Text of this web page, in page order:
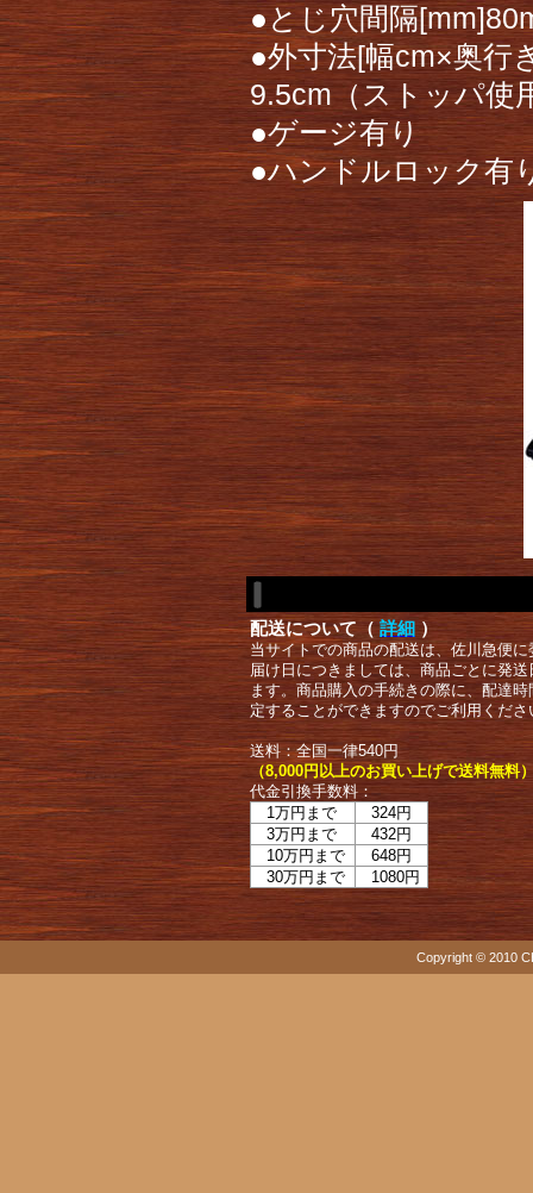
●とじ穴間隔
●外寸法[幅cm×奥行
9.5cm（ストッパ使
●ゲージ有り
●ハンドルロック有
配送について（ 詳細 ）
当サイトでの商品の配送は、佐川急便
届け日につきましては、商品ごとに発
ます。商品購入の手続きの際に、配達
定することができますのでご利用くださ
送料：全国一律540円
（8,000円以上のお買い上げで送料無料
代金引換手数料：
1万円まで
324円
3万円まで
432円
10万円まで
648円
30万円まで
1080円
Copyright © 2010